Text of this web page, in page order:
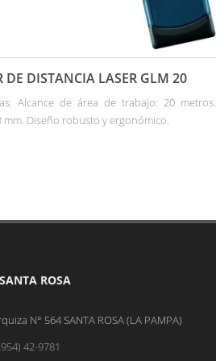
DE DISTANCIA LASER GLM 20
Alcance de área de trabajo: 20 metros.
mm. Diseño robusto y ergonómico.
ROSA
N° 564 SANTA ROSA (LA PAMPA)
42-9781